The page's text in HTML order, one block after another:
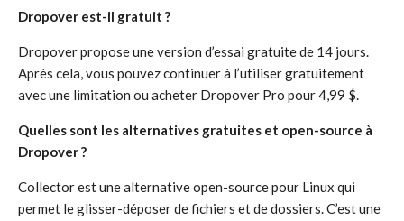
Dropover est-il gratuit ?
Dropover propose une version d’essai gratuite de 14 jours.
Après cela, vous pouvez continuer à l’utiliser gratuitement
avec une limitation ou acheter Dropover Pro pour 4,99 $.
Quelles sont les alternatives gratuites et open-source à
Dropover ?
Collector est une alternative open-source pour Linux qui
permet le glisser-déposer de fichiers et de dossiers. C’est une